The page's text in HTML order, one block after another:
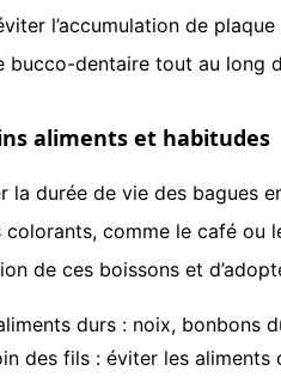
l’accumulation de
bucco-dentaire tout au long
aliments et habitudes
la durée de vie des bagues
comme le café ou
de ces boissons et
durs : noix, bonbons
des fils : éviter les aliments